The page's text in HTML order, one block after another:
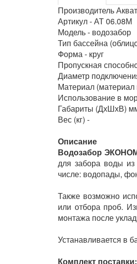
Производитель
Артикул - АТ 06.08М
Модель - водозабор
Тип бассейна
Форма - круг
Пропускная
Диаметр
Материал (материал
Использование в
Габариты (ДхШхВ)
Вес (кг) -
Описание
Водозабор ЭКОНОМ
для забора воды из
числе: водопады,
Также возможно
или отбора проб.
монтажа после
Устанавливается в
Комплект поставки: